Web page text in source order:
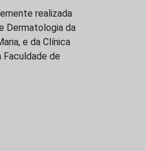
realizada
Dermatologia da
e da Clínica
Faculdade de